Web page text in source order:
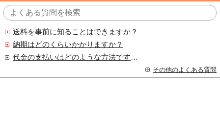
送料を事前に知ることはできますか？
納期はどのくらいかかりますか？
代金の支払いはどのような方法ですか？
その他のよくある質問